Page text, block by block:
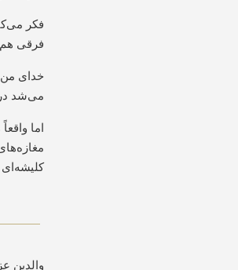
فکر
فرقی
خدای
می‌شد در
اما
والدین